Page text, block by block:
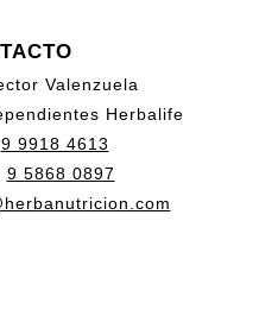
Valenzuela
Herbalife
9 9918 4613
9 5868 0897